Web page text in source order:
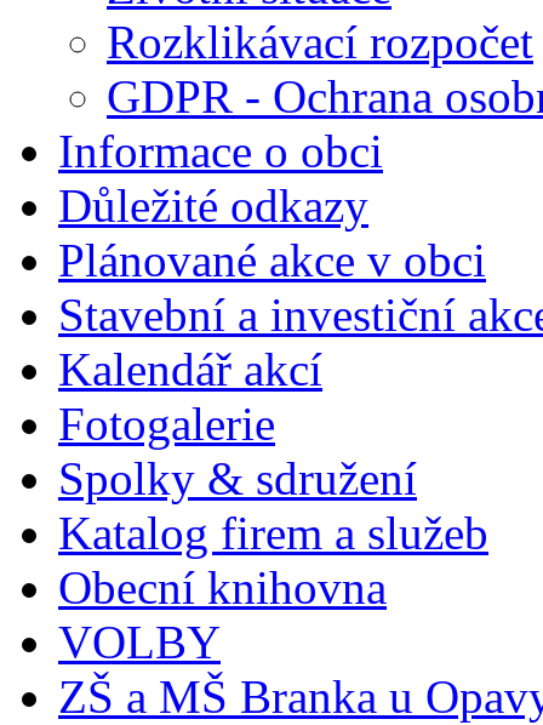
Rozklikávací rozpočet
GDPR - Ochrana
Informace o obci
Důležité odkazy
Plánované akce v obci
Stavební a investiční
Kalendář akcí
Fotogalerie
Spolky & sdružení
Katalog firem a služeb
Obecní knihovna
VOLBY
ZŠ a MŠ Branka u